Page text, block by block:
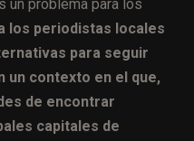
un problema para los
los periodistas locales
para seguir
un contexto en el que,
de encontrar
capitales de